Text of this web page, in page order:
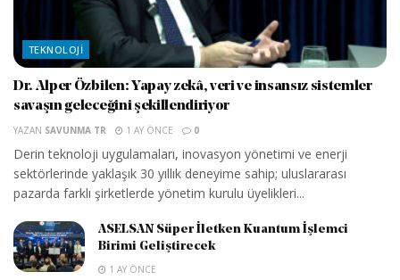
TEKNOLOJI
Dr. Alper Özbilen: Yapay zekâ, veri ve insansız sistemler
savaşın geleceğini şekillendiriyor
YAZAN SAVUNMA TR 1 AY ÖNCE 0
Derin teknoloji uygulamaları, inovasyon yönetimi ve enerji
sektörlerinde yaklaşık 30 yıllık deneyime sahip; uluslararası
pazarda farklı şirketlerde yönetim kurulu üyelikleri...
ASELSAN Süper İletken Kuantum İşlemci
Birimi Geliştirecek
1 AY ÖNCE